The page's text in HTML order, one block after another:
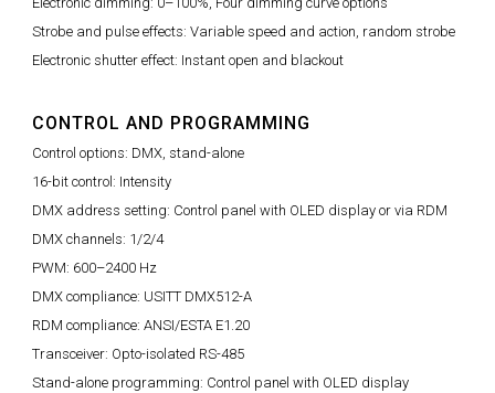
Strobe and pulse effects: Variable speed and action, random strobe
Electronic shutter effect: Instant open and blackout
CONTROL AND PROGRAMMING
Control options: DMX, stand-alone
16-bit control: Intensity
DMX address setting: Control panel with OLED display or via RDM
DMX channels: 1/2/4
PWM: 600–2400 Hz
DMX compliance: USITT DMX512-A
RDM compliance: ANSI/ESTA E1.20
Transceiver: Opto-isolated RS-485
Stand-alone programming: Control panel with OLED display